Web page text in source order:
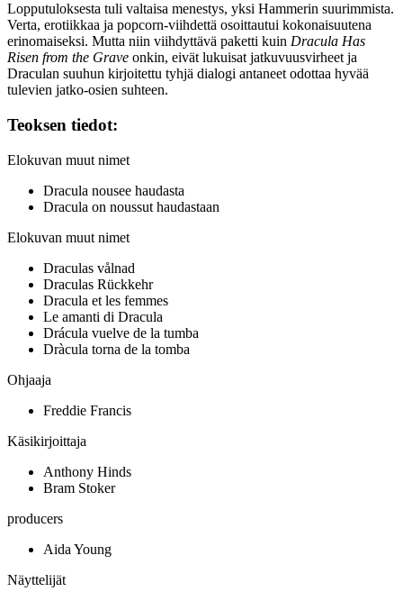
Lopputuloksesta tuli valtaisa menestys, yksi Hammerin suurimmista.
Verta, erotiikkaa ja popcorn-viihdettä osoittautui kokonaisuutena
erinomaiseksi. Mutta niin viihdyttävä paketti kuin Dracula Has
Risen from the Grave onkin, eivät lukuisat jatkuvuusvirheet ja
Draculan suuhun kirjoitettu tyhjä dialogi antaneet odottaa hyvää
tulevien jatko-osien suhteen.
Teoksen tiedot:
Elokuvan muut nimet
Dracula nousee haudasta
Dracula on noussut haudastaan
Elokuvan muut nimet
Draculas vålnad
Draculas Rückkehr
Dracula et les femmes
Le amanti di Dracula
Drácula vuelve de la tumba
Dràcula torna de la tomba
Ohjaaja
Freddie Francis
Käsikirjoittaja
Anthony Hinds
Bram Stoker
producers
Aida Young
Näyttelijät